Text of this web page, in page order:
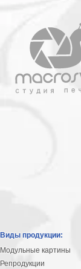
Виды продукции:
Модульные картины
Репродукции